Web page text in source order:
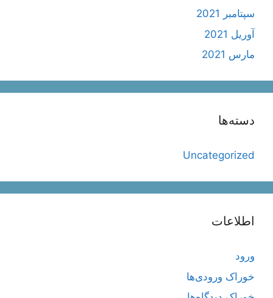
سپتامبر 2021
آوریل 2021
مارس 2021
دسته‌ها
Uncategorized
اطلاعات
ورود
خوراک ورودی‌ها